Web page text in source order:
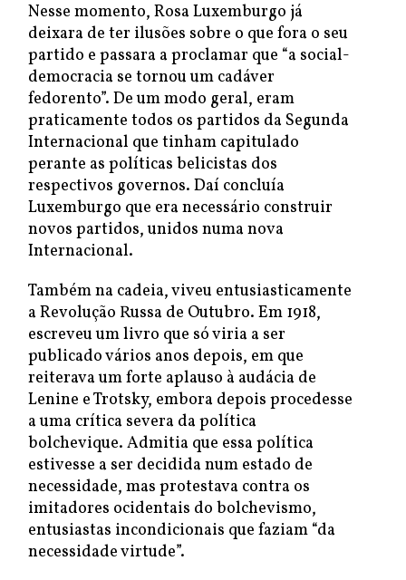
Nesse momento, Rosa Luxemburgo já
deixara de ter ilusões sobre o que fora o seu
partido e passara a proclamar que “a social-
democracia se tornou um cadáver
fedorento”. De um modo geral, eram
praticamente todos os partidos da Segunda
Internacional que tinham capitulado
perante as políticas belicistas dos
respectivos governos. Daí concluía
Luxemburgo que era necessário construir
novos partidos, unidos numa nova
Internacional.
Também na cadeia, viveu entusiasticamente
a Revolução Russa de Outubro. Em 1918,
escreveu um livro que só viria a ser
publicado vários anos depois, em que
reiterava um forte aplauso à audácia de
Lenine e Trotsky, embora depois procedesse
a uma crítica severa da política
bolchevique. Admitia que essa política
estivesse a ser decidida num estado de
necessidade, mas protestava contra os
imitadores ocidentais do bolchevismo,
entusiastas incondicionais que faziam “da
necessidade virtude”.